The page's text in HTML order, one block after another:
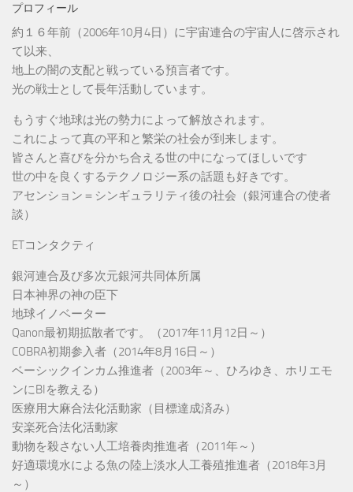
プロフィール
約１６年前（2006年10月4日）に宇宙連合の宇宙人に啓示され
て以来、
地上の闇の支配と戦っている預言者です。
光の戦士として長年活動しています。
もうすぐ地球は光の勢力によって解放されます。
これによって真の平和と繁栄の社会が到来します。
皆さんと喜びを分かち合える世の中になってほしいです
世の中を良くするテクノロジー系の話題も好きです。
アセンション＝シンギュラリティ後の社会（銀河連合の使者
談）
ETコンタクティ
銀河連合及び多次元銀河共同体所属
日本神界の神の臣下
地球イノベーター
Qanon最初期拡散者です。（2017年11月12日～）
COBRA初期参入者（2014年8月16日～）
ベーシックインカム推進者（2003年～、ひろゆき、ホリエモ
ンにBIを教える）
医療用大麻合法化活動家（目標達成済み）
安楽死合法化活動家
動物を殺さない人工培養肉推進者（2011年～）
好適環境水による魚の陸上淡水人工養殖推進者（2018年3月
～）